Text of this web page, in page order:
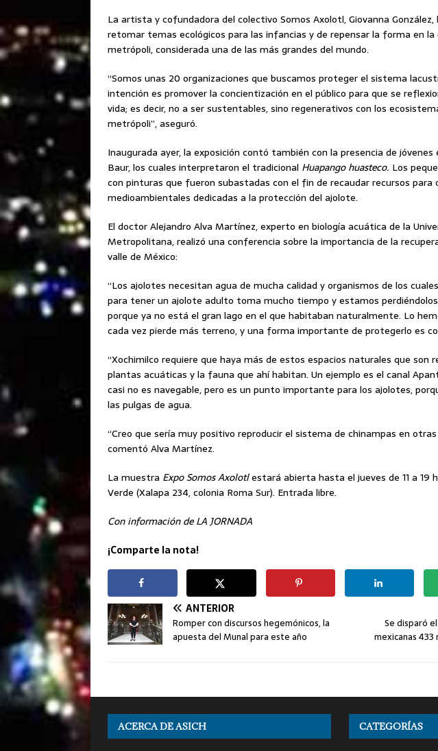
La artista y cofundadora del colectivo Somos Axolotl, Giovanna
retomar temas ecológicos para las infancias y de repensar la forma en
metrópoli, considerada una de las más grandes del mundo.
“Somos unas 20 organizaciones que buscamos proteger el sistema
intención es promover la concientización en el público para que se
vida; es decir, no a ser sustentables, sino regenerativos con los
metrópoli”, aseguró.
Inaugurada ayer, la exposición contó también con la presencia de
Baur, los cuales interpretaron el tradicional Huapango huasteco. Los
con pinturas que fueron subastadas con el fin de recaudar recursos para
medioambientales dedicadas a la protección del ajolote.
El doctor Alejandro Alva Martínez, experto en biología acuática de la
Metropolitana, realizó una conferencia sobre la importancia de la
valle de México:
“Los ajolotes necesitan agua de mucha calidad y organismos de los
para tener un ajolote adulto toma mucho tiempo y estamos
porque ya no está el gran lago en el que habitaban naturalmente. Lo
cada vez pierde más terreno, y una forma importante de protegerlo es
“Xochimilco requiere que haya más de estos espacios naturales que son
plantas acuáticas y la fauna que ahí habitan. Un ejemplo es el canal
casi no es navegable, pero es un punto importante para los ajolotes,
las pulgas de agua.
“Creo que sería muy positivo reproducir el sistema de chinampas en
comentó Alva Martínez.
La muestra Expo Somos Axolotlestará abierta hasta el jueves de 11 a 19
Verde (Xalapa 234, colonia Roma Sur). Entrada libre.
Con información de LA JORNADA
¡Comparte la nota!
ANTERIOR
Romper con discursos hegemónicos, la
apuesta del Munal para este año
Se disparó
mexicanas
ACERCA DE ASICH CATEGORÍAS